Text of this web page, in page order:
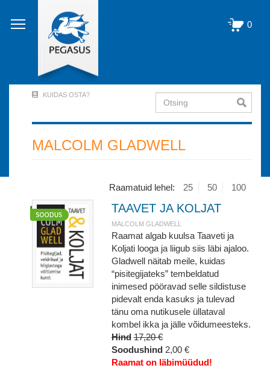
edasi
põhisisu
0
Account
Menu
KUIDAS OSTA? Otsing
MALCOLM GLADWELL
Raamatuid lehel: 25 50 100
TAAVET JA KOLJAT
MALCOLM GLADWELL
Raamat algab kuulsa Taaveti ja
Koljati looga ja liigub siis läbi ajaloo.
Gladwell näitab meile, kuidas
“pisitegijateks” tembeldatud
inimesed pööravad selle sildistuse
pidevalt enda kasuks ja tulevad
tänu oma nutikusele üllataval
kombel ikka ja jälle võidumeesteks.
Hind 17,20 €
Soodushind 2,00 €
Raamat on läbimüüdud!